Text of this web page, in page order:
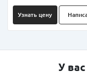
Узнать цену
У